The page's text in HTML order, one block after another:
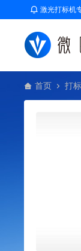
激光打标机
首页 打